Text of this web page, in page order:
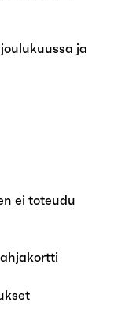
ja
ei toteudu